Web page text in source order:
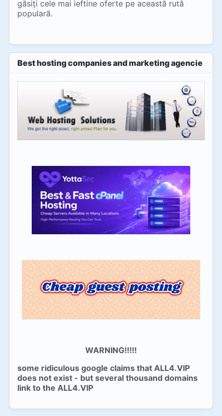
găsiți cele mai ieftine oferte pe această rută
populară.
Best hosting companies and marketing agencies
WARNING!!!!!
some ridiculous google claims that ALL4.VIP
does not exist - but several thousand domains
link to the ALL4.VIP